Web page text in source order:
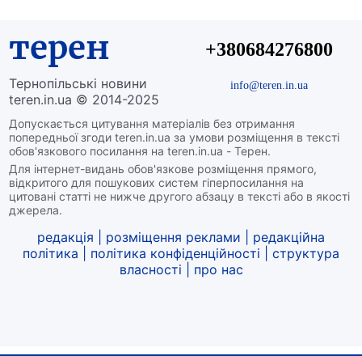
терен
Тернопільські новини
teren.in.ua © 2014-2025
Допускається цитування матеріалів без отримання
попередньої згоди teren.in.ua за умови розміщення в тексті
обов'язкового посилання на teren.in.ua - Терен.
Для інтернет-видань обов'язкове розміщення прямого,
відкритого для пошукових систем гіперпосилання на
цитовані статті не нижче другого абзацу в тексті або в якості
джерела.
+380684276800
info@teren.in.ua
редакція розміщення реклами
редакційна
політика
політика конфіденційності
структура
власності
про нас